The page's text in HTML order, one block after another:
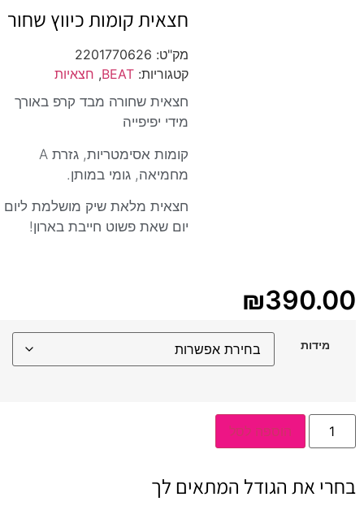
חצאית קומות כיווץ שחור
מק"ט: 2201770626
קטגוריות: BEAT
, חצאיות
חצאית שחורה מבד קרפ באורך
מידי יפיפייה
קומות אסימטריות, גזרת A
מחמיאה, גומי במותן.
חצאית מלאת שיק מושלמת ליום
יום שאת פשוט חייבת בארון!
₪390.00
מידות
כמות
חצאית
שחור
הוספה לסל
בחרי את הגודל המתאים לך